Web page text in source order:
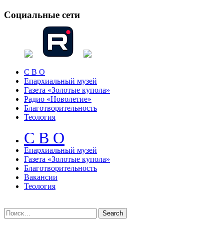
Социальные сети
С В О
Епархиальный музей
Газета «Золотые купола»
Радио «Новолетие»
Благотворительность
Теология
С В О
Епархиальный музeй
Газета «Золотые купола»
Благотворительность
Вакансии
Теология